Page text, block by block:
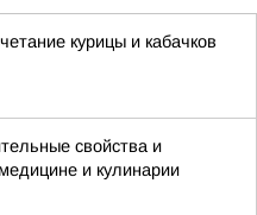
курицы и кабачков
свойства и
и кулинарии